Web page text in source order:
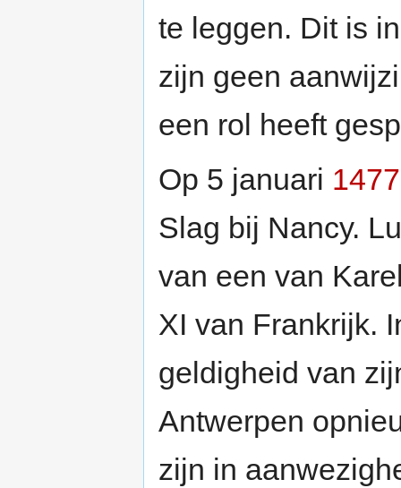
te leggen. Dit is
zijn geen
een rol heeft
Op 5 januari 1477
Slag bij Nancy.
van een van
XI van Frankrijk.
geldigheid van
Antwerpen
zijn in